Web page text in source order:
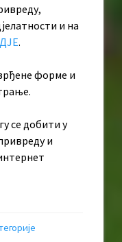
и на
.
форме и
се добити у
и